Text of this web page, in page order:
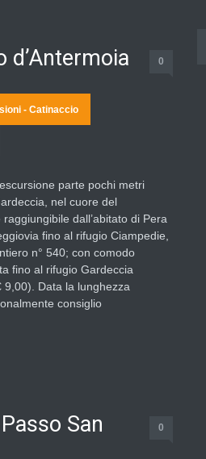
d’Antermoia 0
- Catinaccio
parte pochi metri
nel cuore del
dall’abitato di Pera
fino al rifugio Ciampedie,
n° 540; con comodo
fino al rifugio Gardeccia
9,00). Data la lunghezza
consiglio
San
0